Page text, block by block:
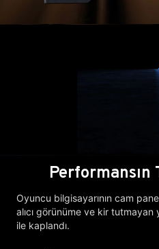
Performansın
Oyuncu bilgisayarının cam
alıcı görünüme ve kir tutmayan
ile kaplandı.